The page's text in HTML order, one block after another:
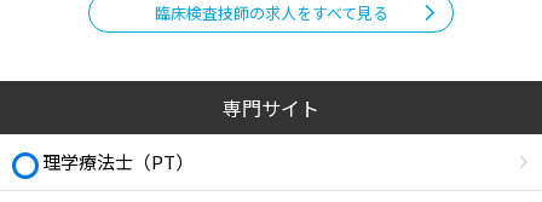
臨床検査技師の求人をすべて見る
専門サイト
理学療法士（PT）